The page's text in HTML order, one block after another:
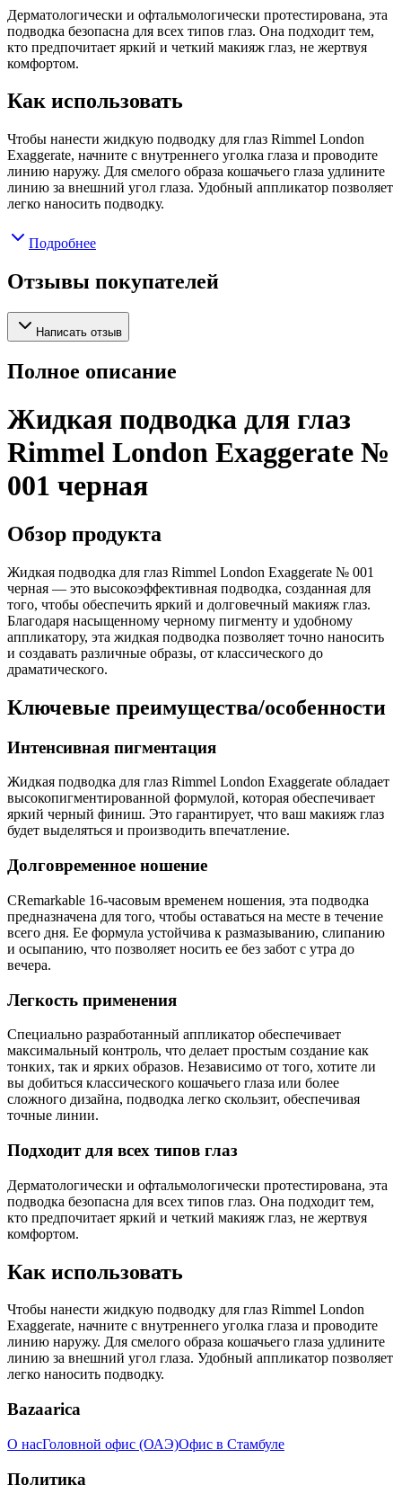
Дерматологически и офтальмологически протестирована, эта
подводка безопасна для всех типов глаз. Она подходит тем,
кто предпочитает яркий и четкий макияж глаз, не жертвуя
комфортом.
Как использовать
Чтобы нанести жидкую подводку для глаз Rimmel London
Exaggerate, начните с внутреннего уголка глаза и проводите
линию наружу. Для смелого образа кошачьего глаза удлините
линию за внешний угол глаза. Удобный аппликатор позволяет
легко наносить подводку.
Подробнее
Отзывы покупателей
Написать отзыв
Полное описание
Жидкая подводка для глаз
Rimmel London Exaggerate №
001 черная
Обзор продукта
Жидкая подводка для глаз Rimmel London Exaggerate № 001
черная — это высокоэффективная подводка, созданная для
того, чтобы обеспечить яркий и долговечный макияж глаз.
Благодаря насыщенному черному пигменту и удобному
аппликатору, эта жидкая подводка позволяет точно наносить
и создавать различные образы, от классического до
драматического.
Ключевые преимущества/особенности
Интенсивная пигментация
Жидкая подводка для глаз Rimmel London Exaggerate обладает
высокопигментированной формулой, которая обеспечивает
яркий черный финиш. Это гарантирует, что ваш макияж глаз
будет выделяться и производить впечатление.
Долговременное ношение
СRemarkable 16-часовым временем ношения, эта подводка
предназначена для того, чтобы оставаться на месте в течение
всего дня. Ее формула устойчива к размазыванию, слипанию
и осыпанию, что позволяет носить ее без забот с утра до
вечера.
Легкость применения
Специально разработанный аппликатор обеспечивает
максимальный контроль, что делает простым создание как
тонких, так и ярких образов. Независимо от того, хотите ли
вы добиться классического кошачьего глаза или более
сложного дизайна, подводка легко скользит, обеспечивая
точные линии.
Подходит для всех типов глаз
Дерматологически и офтальмологически протестирована, эта
подводка безопасна для всех типов глаз. Она подходит тем,
кто предпочитает яркий и четкий макияж глаз, не жертвуя
комфортом.
Как использовать
Чтобы нанести жидкую подводку для глаз Rimmel London
Exaggerate, начните с внутреннего уголка глаза и проводите
линию наружу. Для смелого образа кошачьего глаза удлините
линию за внешний угол глаза. Удобный аппликатор позволяет
легко наносить подводку.
Bazaarica
О насГоловной офис (ОАЭ)Офис в Стамбуле
Политика